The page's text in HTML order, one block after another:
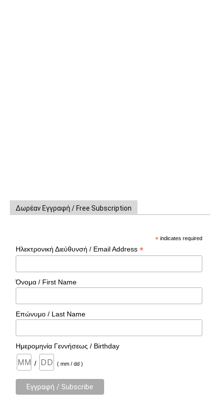
Δωρέαν Εγγραφή / Free Subscription
* indicates required
Ηλεκτρονική Διεύθυνσή / Email Address*
Όνομα / First Name
Επώνυμο / Last Name
Ημερομηνία Γεννήσεως / Birthday
/ ( mm / dd )